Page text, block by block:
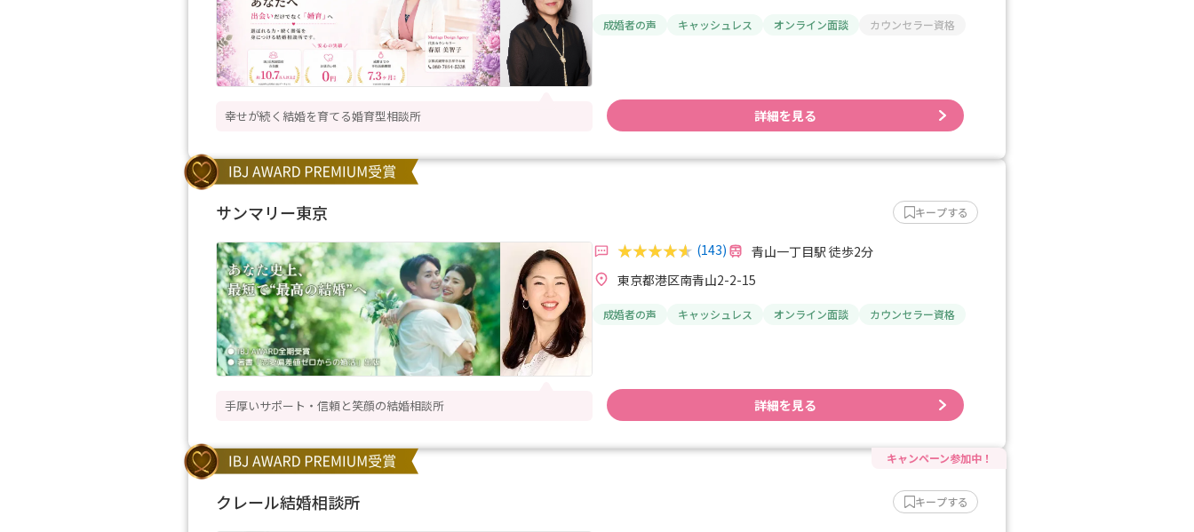
幸せが続く結婚を育てる婚育型相談所
成婚者の声 キャッシュレス オンライン面談 カウンセラー資格
詳細を見る
サンマリー東京 キープする
手厚いサポート・信頼と笑顔の結婚相談所
(143)
青山一丁目駅 徒歩2分
東京都港区南青山2-2-15
成婚者の声 キャッシュレス オンライン面談 カウンセラー資格
詳細を見る
クレール結婚相談所 キープする